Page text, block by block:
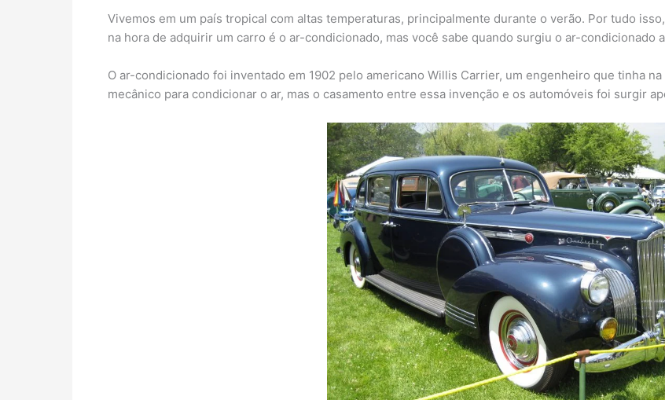
Vivemos em um país tropical com altas temperaturas, principalmente durante o verão. Por tudo
na hora de adquirir um carro é o ar-condicionado, mas você sabe quando surgiu o ar-condicionado
O ar-condicionado foi inventado em 1902 pelo americano Willis Carrier, um engenheiro que tinha
mecânico para condicionar o ar, mas o casamento entre essa invenção e os automóveis foi surgir